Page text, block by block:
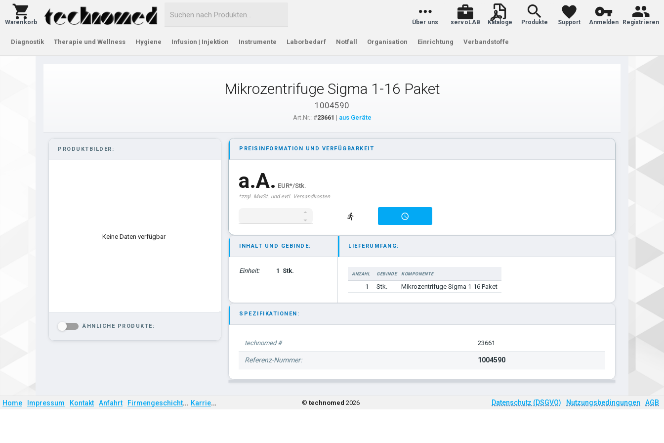
Warenkorb Über uns servoLAB Kataloge Produkte Support Anmelden Registrieren
Diagnostik Therapie und Wellness Hygiene Infusion | Injektion Instrumente Laborbedarf Notfall Organisation Einrichtung Verbandstoffe
Mikrozentrifuge Sigma 1-16 Paket
1004590
Art.Nr.: #23661 | aus Geräte
PRODUKTBILDER:
Keine Daten verfügbar
ÄHNLICHE PRODUKTE:
PREISINFORMATION UND VERFÜGBARKEIT
a.A. EUR*/Stk.
*zzgl. MwSt. und evtl. Versandkosten
INHALT UND GEBINDE:
Einheit: 1 Stk.
LIEFERUMFANG:
ANZAHL GEBINDE KOMPONENTE
1
Stk. Mikrozentrifuge Sigma 1-16 Paket
SPEZIFIKATIONEN:
technomed # 23661
Referenz-Nummer: 1004590
Home Impressum Kontakt Anfahrt Firmengeschichte Karriere © technomed 2026 Datenschutz (DSGVO) Nutzungsbedingungen AGB